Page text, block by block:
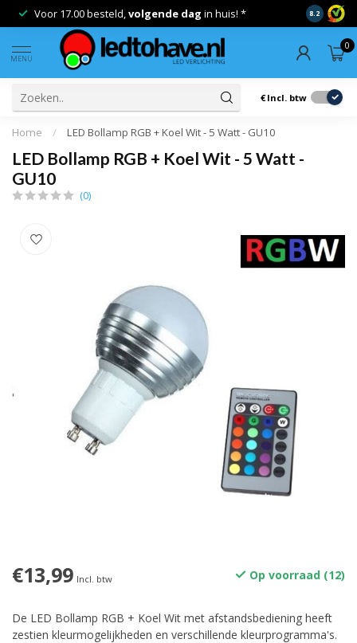
Voor 17.00 besteld,volgende dag in huis! * Gratis
8.2
MENU
0
€ Incl. btw
Home / LED Bollamp RGB + Koel Wit - 5 Watt - GU10
LED Bollamp RGB + Koel Wit - 5 Watt -
GU10
(0)
€13,99 Incl. btw Op voorraad (12)
De LED Bollamp RGB + Koel Wit met afstandsbediening heeft
zestien kleurmogelijkheden en verschillende kleurprogramma's.